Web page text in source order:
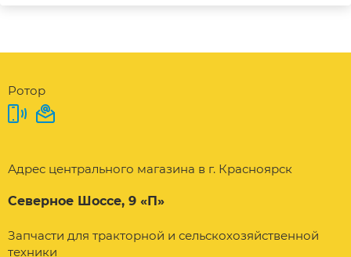
Ротор
Адрес центрального магазина в г. Красноярск
Северное Шоссе, 9 «П»
Запчасти для тракторной и сельскохозяйственной
техники